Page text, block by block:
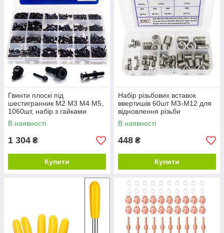
Гвинти плоскі під
шестигранник М2 М3 М4 М5,
1060шт, набір з гайками
В наявності
1 304 ₴
Купити
Набір різьбових вставок
ввертишів 60шт M3-M12 для
відновлення різьби
В наявності
448 ₴
Купити